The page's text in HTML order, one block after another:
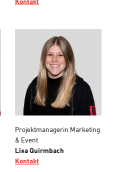
Projektmanagerin Marketing
& Event
Lisa Quirmbach
Kontakt